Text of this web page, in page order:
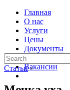
Главная
О нас
Услуги
Цены
Документы
Контакты
Вакансии
Статьи ›